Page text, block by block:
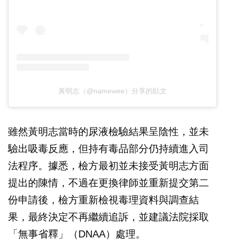
黃明志（@namewee）分享的貼文
雖然黃明志當時的尿液檢驗結果呈陰性，並未
驗出吸毒反應，但持有毒品部分仍持續進入司
法程序。據悉，檢方最初並未接受黃明志方面
提出的陳情，不過在更換律師並重新提交第二
份申請後，檢方重新檢視毒理資料與調查結
果，最終決定不再繼續追訴，並建議法院採取
「無事省釋」（DNAA）處理。